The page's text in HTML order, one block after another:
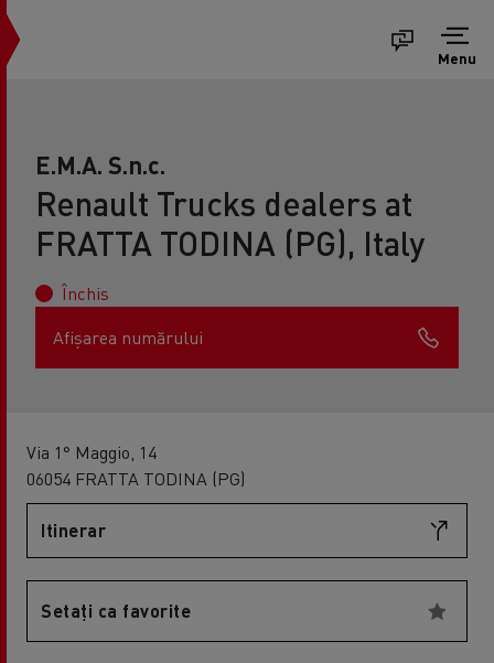
Menu
E.M.A. S.n.c.
Renault Trucks dealers at
FRATTA TODINA (PG), Italy
Închis
Afișarea numărului
Via 1° Maggio, 14
06054 FRATTA TODINA (PG)
Itinerar
Setați ca favorite